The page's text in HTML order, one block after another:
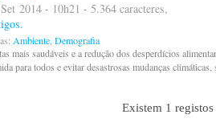
2014 - 10h21 - 5.364 caracteres,
Ambiente Demografia
mais saudáveis e a redução dos desperdícios
para todos e evitar desastrosas mudanças
Existem 1